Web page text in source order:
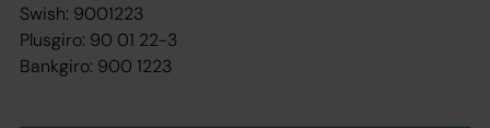
Swish: 9001223
Plusgiro: 90 01 22-3
Bankgiro: 900 1223